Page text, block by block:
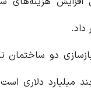
داد.
دو ساختمان
میلیارد دلاری